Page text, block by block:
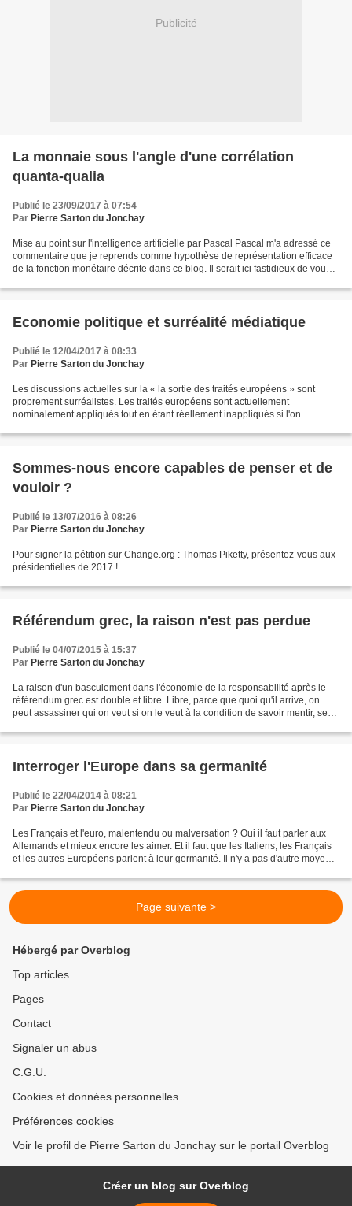
Publicité
La monnaie sous l'angle d'une corrélation
quanta-qualia
Publié le 23/09/2017 à 07:54
Par Pierre Sarton du Jonchay
Mise au point sur l'intelligence artificielle par Pascal Pascal m'a adressé ce
commentaire que je reprends comme hypothèse de représentation efficace
de la fonction monétaire décrite dans ce blog. Il serait ici fastidieux de vous
Economie politique et surréalité médiatique
Publié le 12/04/2017 à 08:33
Par Pierre Sarton du Jonchay
Les discussions actuelles sur la « la sortie des traités européens » sont
proprement surréalistes. Les traités européens sont actuellement
nominalement appliqués tout en étant réellement inappliqués si l'on
Sommes-nous encore capables de penser et de
vouloir ?
Publié le 13/07/2016 à 08:26
Par Pierre Sarton du Jonchay
Pour signer la pétition sur Change.org : Thomas Piketty, présentez-vous aux
présidentielles de 2017 !
Référendum grec, la raison n'est pas perdue
Publié le 04/07/2015 à 15:37
Par Pierre Sarton du Jonchay
La raison d'un basculement dans l'économie de la responsabilité après le
référendum grec est double et libre. Libre, parce que quoi qu'il arrive, on
peut assassiner qui on veut si on le veut à la condition de savoir mentir, se
Interroger l'Europe dans sa germanité
Publié le 22/04/2014 à 08:21
Par Pierre Sarton du Jonchay
Les Français et l'euro, malentendu ou malversation ? Oui il faut parler aux
Allemands et mieux encore les aimer. Et il faut que les Italiens, les Français
et les autres Européens parlent à leur germanité. Il n'y a pas d'autre moyen
Page suivante >
Hébergé par Overblog
Top articles
Pages
Contact
Signaler un abus
C.G.U.
Cookies et données personnelles
Préférences cookies
Voir le profil de Pierre Sarton du Jonchay sur le portail Overblog
Créer un blog sur Overblog